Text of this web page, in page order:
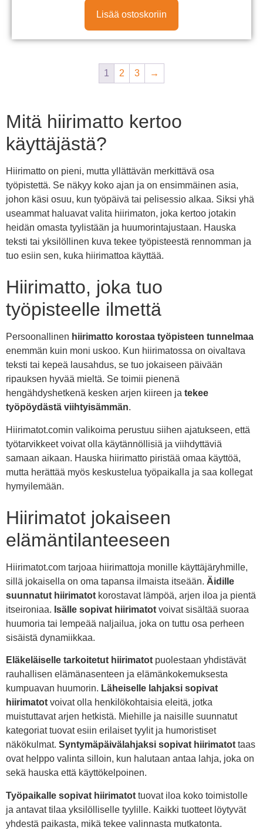
Lisää ostoskoriin
1 2 3 →
Mitä hiirimatto kertoo
käyttäjästä?
Hiirimatto on pieni, mutta yllättävän merkittävä osa
työpistettä. Se näkyy koko ajan ja on ensimmäinen asia,
johon käsi osuu, kun työpäivä tai pelisessio alkaa. Siksi yhä
useammat haluavat valita hiirimaton, joka kertoo jotakin
heidän omasta tyylistään ja huumorintajustaan. Hauska
teksti tai yksilöllinen kuva tekee työpisteestä rennomman ja
tuo esiin sen, kuka hiirimattoa käyttää.
Hiirimatto, joka tuo
työpisteelle ilmettä
Persoonallinen hiirimatto korostaa työpisteen tunnelmaa
enemmän kuin moni uskoo. Kun hiirimatossa on oivaltava
teksti tai kepeä lausahdus, se tuo jokaiseen päivään
ripauksen hyvää mieltä. Se toimii pienenä
hengähdyshetkenä kesken arjen kiireen ja tekee
työpöydästä viihtyisämmän.
Hiirimatot.comin valikoima perustuu siihen ajatukseen, että
työtarvikkeet voivat olla käytännöllisiä ja viihdyttäviä
samaan aikaan. Hauska hiirimatto piristää omaa käyttöä,
mutta herättää myös keskustelua työpaikalla ja saa kollegat
hymyilemään.
Hiirimatot jokaiseen
elämäntilanteeseen
Hiirimatot.com tarjoaa hiirimattoja monille käyttäjäryhmille,
sillä jokaisella on oma tapansa ilmaista itseään. Äidille
suunnatut hiirimatot korostavat lämpöä, arjen iloa ja pientä
itseironiaa. Isälle sopivat hiirimatot voivat sisältää suoraa
huumoria tai lempeää naljailua, joka on tuttu osa perheen
sisäistä dynamiikkaa.
Eläkeläiselle tarkoitetut hiirimatot puolestaan yhdistävät
rauhallisen elämänasenteen ja elämänkokemuksesta
kumpuavan huumorin. Läheiselle lahjaksi sopivat
hiirimatot voivat olla henkilökohtaisia eleitä, jotka
muistuttavat arjen hetkistä. Miehille ja naisille suunnatut
kategoriat tuovat esiin erilaiset tyylit ja humoristiset
näkökulmat. Syntymäpäivälahjaksi sopivat hiirimatot taas
ovat helppo valinta silloin, kun halutaan antaa lahja, joka on
sekä hauska että käyttökelpoinen.
Työpaikalle sopivat hiirimatot tuovat iloa koko toimistolle
ja antavat tilaa yksilölliselle tyylille. Kaikki tuotteet löytyvät
yhdestä paikasta, mikä tekee valinnasta mutkatonta.